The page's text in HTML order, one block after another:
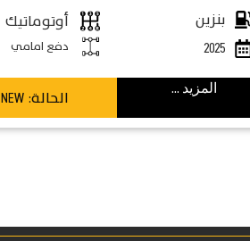
بنزين
2025
أوتوماتيك
دفع امامي
المزيد ... الحالة:NEW